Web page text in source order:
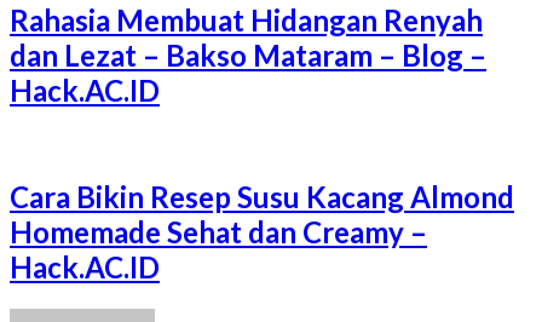
Rahasia Membuat Hidangan Renyah
dan Lezat – Bakso Mataram – Blog –
Hack.AC.ID
Cara Bikin Resep Susu Kacang Almond
Homemade Sehat dan Creamy –
Hack.AC.ID